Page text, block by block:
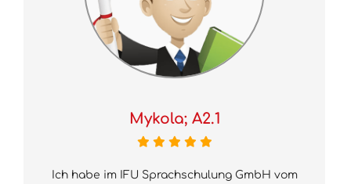
Mykola; A2.1
Ich habe im IFU Sprachschulung GmbH vom